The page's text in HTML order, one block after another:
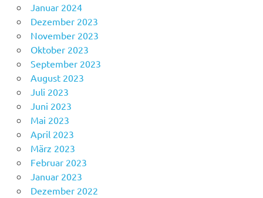
Januar 2024
Dezember 2023
November 2023
Oktober 2023
September 2023
August 2023
Juli 2023
Juni 2023
Mai 2023
April 2023
März 2023
Februar 2023
Januar 2023
Dezember 2022